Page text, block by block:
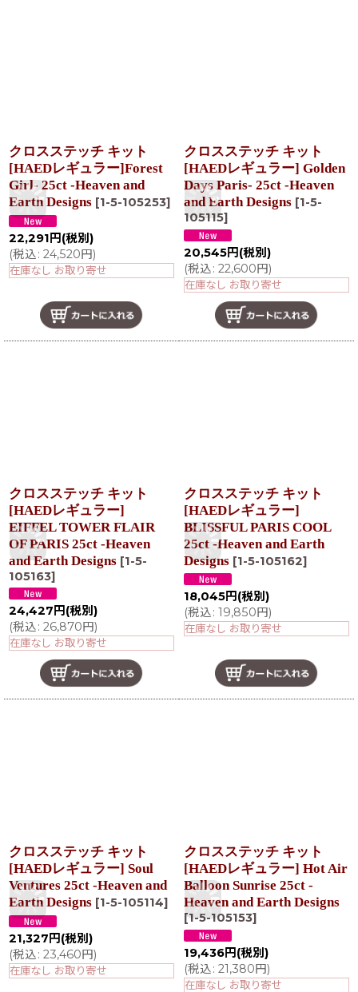
クロスステッチ キット
[HAEDレギュラー]Forest
Girl- 25ct -Heaven and
Earth Designs [1-5-105253]
22,291 円 (税別)
(税込: 24,520円)
在庫なし お取り寄せ
クロスステッチ キット
[HAEDレギュラー] Golden
Days Paris- 25ct -Heaven
and Earth Designs [1-5-
105115]
20,545円 (税別)
(税込: 22,600円)
在庫なし お取り寄せ
クロスステッチ キット
[HAEDレギュラー]
EIFFEL TOWER FLAIR
OF PARIS 25ct -Heaven
and Earth Designs [1-5-
105163]
24,427 円 (税別)
(税込: 26,870円)
在庫なし お取り寄せ
クロスステッチ キット
[HAEDレギュラー]
BLISSFUL PARIS COOL
25ct -Heaven and Earth
Designs [1-5-105162]
18,045円 (税別)
(税込: 19,850円)
在庫なし お取り寄せ
クロスステッチ キット
[HAEDレギュラー] Soul
Ventures 25ct -Heaven and
Earth Designs [1-5-105114]
21,327 円 (税別)
(税込: 23,460円)
在庫なし お取り寄せ
クロスステッチ キット
[HAEDレギュラー] Hot Air
Balloon Sunrise 25ct -
Heaven and Earth Designs
[1-5-105153]
19,436円 (税別)
(税込: 21,380円)
在庫なし お取り寄せ